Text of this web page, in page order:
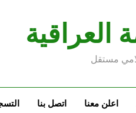
العراقية
مستقل
اعلن معنا اتصل بنا